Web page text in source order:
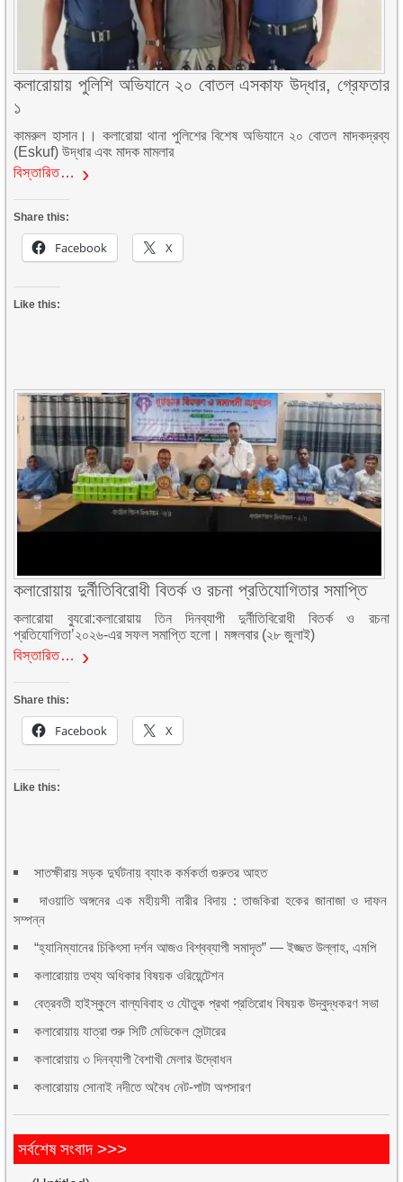
কলারোয়ায় পুলিশি অভিযানে ২০ বোতল এসকাফ উদ্ধার, গ্রেফতার
১
কামরুল হাসান।। কলারোয়া থানা পুলিশের বিশেষ অভিযানে ২০ বোতল মাদকদ্রব্য
(Eskuf) উদ্ধার এবং মাদক মামলার
বিস্তারিত…
Share this:
Facebook X
Like this:
কলারোয়ায় দুর্নীতিবিরোধী বিতর্ক ও রচনা প্রতিযোগিতার সমাপ্তি
কলারোয়া ব্যুরো:কলারোয়ায় তিন দিনব্যাপী দুর্নীতিবিরোধী বিতর্ক ও রচনা
প্রতিযোগিতা’২০২৬-এর সফল সমাপ্তি হলো। মঙ্গলবার (২৮ জুলাই)
বিস্তারিত…
Share this:
Facebook X
Like this:
সাতক্ষীরায় সড়ক দুর্ঘটনায় ব্যাংক কর্মকর্তা গুরুতর আহত
দাওয়াতি অঙ্গনের এক মহীয়সী নারীর বিদায় : তাজকিরা হকের জানাজা ও দাফন
সম্পন্ন
“হ্যানিম্যানের চিকিৎসা দর্শন আজও বিশ্বব্যাপী সমাদৃত” — ইজ্জত উল্লাহ, এমপি
কলারোয়ায় তথ্য অধিকার বিষয়ক ওরিয়েন্টেশন
বেত্রবতী হাইস্কুলে বাল্যবিবাহ ও যৌতুক প্রথা প্রতিরোধ বিষয়ক উদ্বুদ্ধকরণ সভা
কলারোয়ায় যাত্রা শুরু সিটি মেডিকেল সেন্টারের
কলারোয়ায় ৩ দিনব্যাপী বৈশাখী মেলার উদ্বোধন
কলারোয়ায় সোনাই নদীতে অবৈধ নেট-পাটা অপসারণ
সর্বশেষ সংবাদ >>>